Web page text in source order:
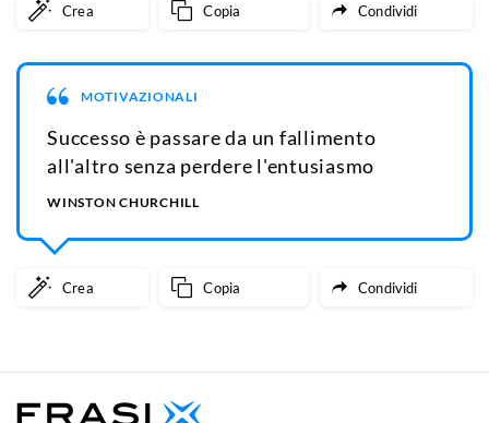
Crea Copia Condividi
MOTIVAZIONALI
Successo è passare da un fallimento
all'altro senza perdere l'entusiasmo
WINSTON CHURCHILL
Crea Copia Condividi